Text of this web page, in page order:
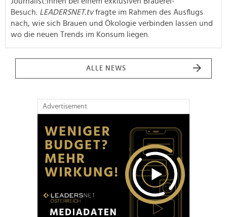
Besuch. LEADERSNET.tvfragte im Rahmen des Ausflugs
nach, wie sich Brauen und Ökologie verbinden lassen und
wo die neuen Trends im Konsum liegen.
ALLE NEWS
Advertisement